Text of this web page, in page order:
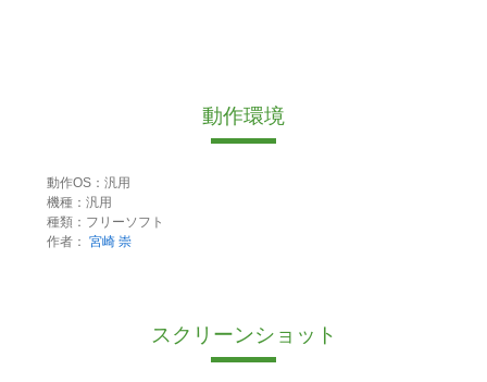
動作環境
動作OS：汎用
機種：汎用
種類：フリーソフト
作者： 宮崎 崇
スクリーンショット